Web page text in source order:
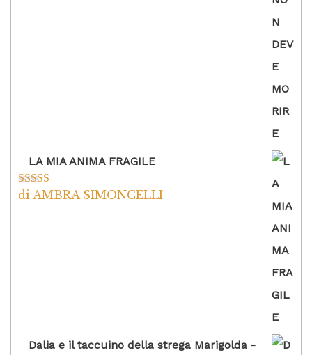
LA MIA ANIMA FRAGILE
Valutato5su
di AMBRA SIMONCELLI
Dalia e il taccuino della strega Marigolda -